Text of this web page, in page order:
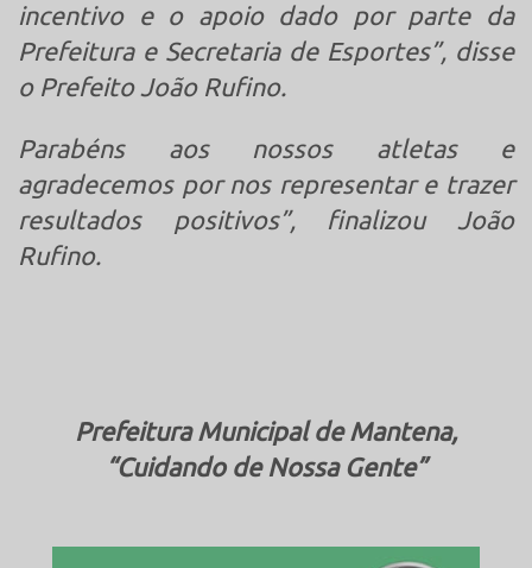
incentivo e o apoio dado por parte da
Prefeitura e Secretaria de Esportes”, disse
o Prefeito João Rufino.
Parabéns aos nossos atletas e
agradecemos por nos representar e trazer
resultados positivos”, finalizou João
Rufino.
Prefeitura Municipal de Mantena,
“Cuidando de Nossa Gente”